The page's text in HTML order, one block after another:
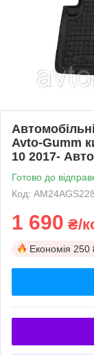
Avto-Gumm
10 2017-
Готово до
Код: AM24AGS228
1 690 ₴/
Економія 250